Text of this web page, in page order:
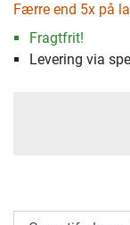
Færre end 5x på
Fragtfrit!
Levering via